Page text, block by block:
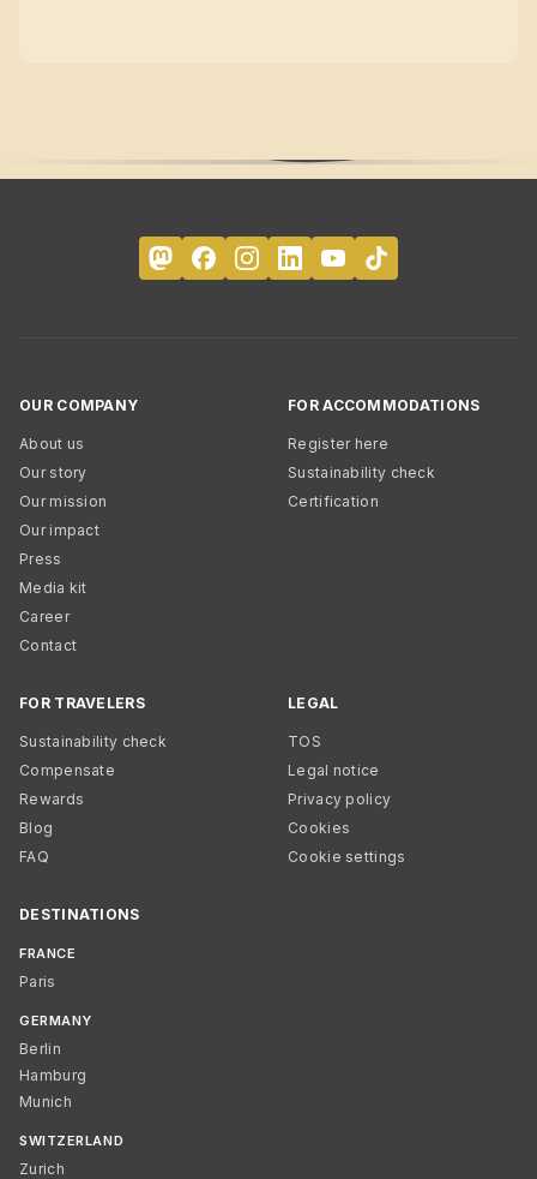
OUR COMPANY
About us
Our story
Our mission
Our impact
Press
Media kit
Career
Contact
FOR ACCOMMODATIONS
Register here
Sustainability check
Certification
FOR TRAVELERS
Sustainability check
Compensate
Rewards
Blog
FAQ
LEGAL
TOS
Legal notice
Privacy policy
Cookies
Cookie settings
DESTINATIONS
FRANCE
Paris
GERMANY
Berlin
Hamburg
Munich
SWITZERLAND
Zurich